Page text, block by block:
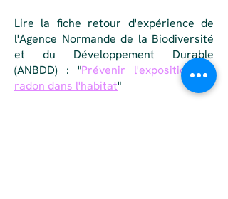
Lire la fiche retour d'expérience de
l'Agence Normande de la Biodiversité
et du Développement Durable
(ANBDD) : "Prévenir l'exposition au
radon dans l'habitat"